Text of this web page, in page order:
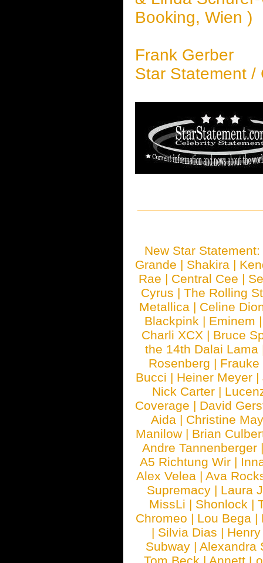
Booking, Wien )
Frank Gerber
Star Statement /
New Star
Grande | Shakira |
Rae | Central Cee |
Cyrus | The Rolling
Metallica | Celine
Blackpink | Eminem
Charli XCX | Bruce
the 14th Dalai Lama
Rosenberg | Frauke
Bucci | Heiner Meyer |
Nick Carter |
Coverage | David
Aida | Christine
Manilow | Brian
Andre Tannenberger
A5 Richtung Wir |
Alex Velea | Ava
Supremacy | Laura
MissLi | Shonlock |
Chromeo | Lou Bega |
| Silvia Dias |
Subway |Alexandra